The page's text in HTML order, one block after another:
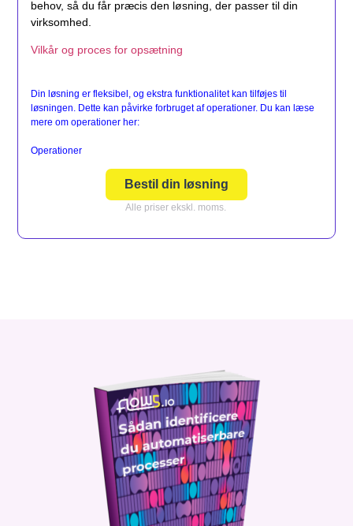
behov, så du får præcis den løsning, der passer til din
virksomhed.
Vilkår og proces for opsætning
Din løsning er fleksibel, og ekstra funktionalitet kan tilføjes til
løsningen. Dette kan påvirke forbruget af operationer. Du kan læse
mere om operationer her:
Operationer
Bestil din løsning
Alle priser ekskl. moms.